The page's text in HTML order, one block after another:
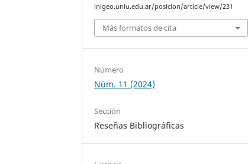
inigeo.unlu.edu.ar/posicion/article/view/231
Más formatos de cita
Número
Núm. 11 (2024)
Sección
Reseñas Bibliográficas